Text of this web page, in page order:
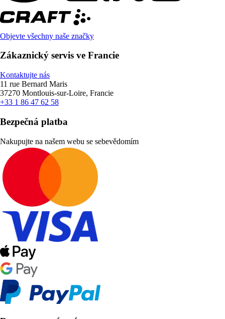
Objevte všechny naše značky
Zákaznický servis ve Francie
Kontaktujte nás
11 rue Bernard Maris
37270 Montlouis-sur-Loire, Francie
+33 1 86 47 62 58
Bezpečná platba
Nakupujte na našem webu se sebevědomím